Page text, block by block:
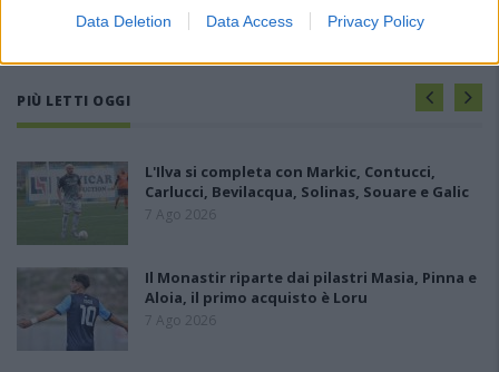
Data Deletion Data Access Privacy Policy
PIÙ LETTI OGGI
L'Ilva si completa con Markic, Contucci,
Carlucci, Bevilacqua, Solinas, Souare e Galic
7 Ago 2026
Il Monastir riparte dai pilastri Masia, Pinna e
Aloia, il primo acquisto è Loru
7 Ago 2026